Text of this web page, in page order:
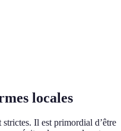
locales
Il est primordial d’être